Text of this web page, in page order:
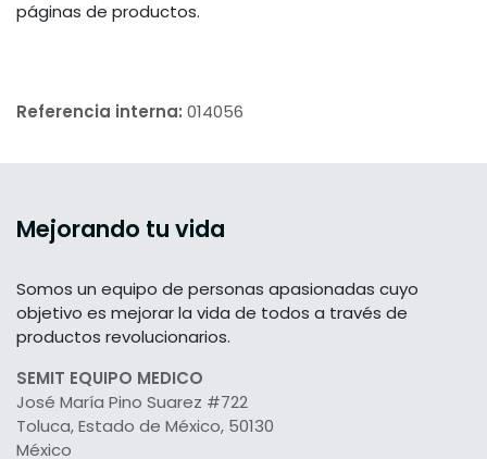
páginas de productos.
Referencia interna: 014056
Mejorando tu vida
Somos un equipo de personas apasionadas cuyo
objetivo es mejorar la vida de todos a través de
productos revolucionarios.
SEMIT EQUIPO MEDICO
José María Pino Suarez #722
Toluca, Estado de México, 50130
México